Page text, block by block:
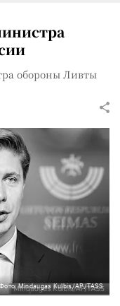
обороны Ливты
Фото: Mindaugas Kulbis/AP/TASS